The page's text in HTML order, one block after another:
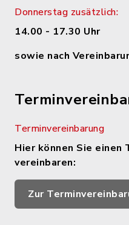
Donnerstag zusätzlich:
14.00 - 17.30 Uhr
sowie nach
Terminvereinbarung
Hier können Sie einen
vereinbaren:
Zur